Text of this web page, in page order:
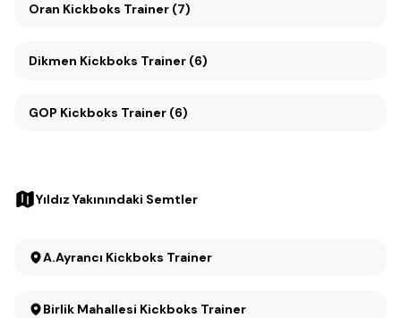
Oran Kickboks Trainer (7)
Dikmen Kickboks Trainer (6)
GOP Kickboks Trainer (6)
Yıldız Yakınındaki Semtler
A.Ayrancı Kickboks Trainer
Birlik Mahallesi Kickboks Trainer